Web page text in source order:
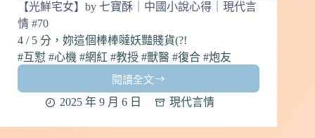
【光鮮宅女】by 七寶酥｜中國小說心得｜現代言
情 #70
4 / 5 分，妳這個棒棒噠妖豔賤貨(?!
#互懟 #心機 #網紅 #教授 #獸醫 #復合 #炮友
閱讀全文
【光
鮮
女】
2025 年 9 月 6 日 現代言情